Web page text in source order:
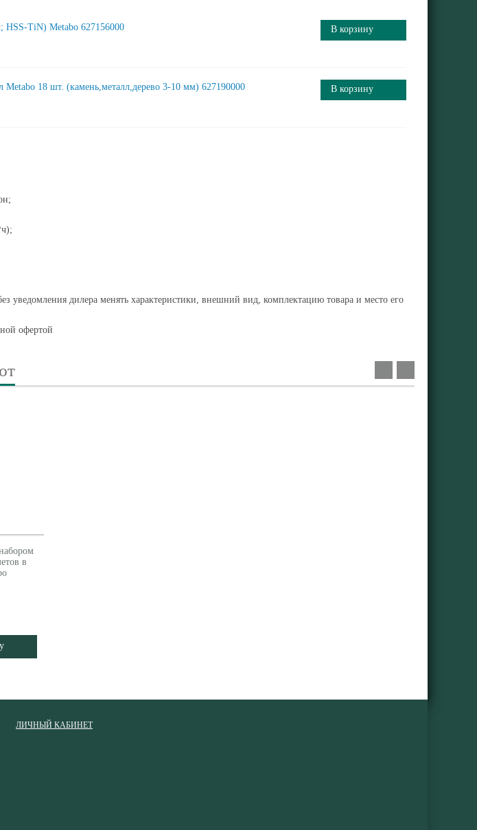
В корзину
HSS-TiN) Metabo 627156000
В корзину
Metabo 18 шт. (камень,металл,дерево 3-10 мм) 627190000
уведомления дилера менять характеристики, внешний вид, комплектацию товара и место его
офертой
в
ЛИЧНЫЙ КАБИНЕТ